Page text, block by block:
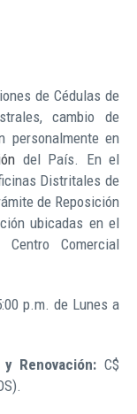
de Cédulas de
cambio de
personalmente en
del País. En el
Distritales de
de Reposición
ubicadas en el
Comercial
p.m. de Lunes a
Renovación: C$